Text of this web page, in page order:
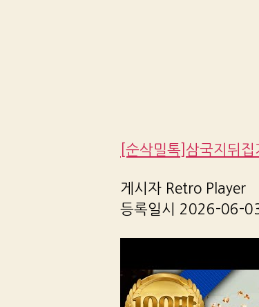
[순삭밀톡]삼국지뒤
게시자 Retro Player
등록일시 2026-06-